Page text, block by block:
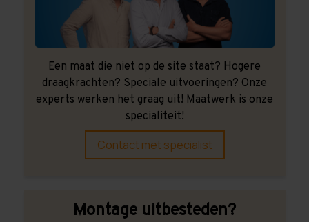
Een maat die niet op de site staat? Hogere
draagkrachten? Speciale uitvoeringen? Onze
experts werken het graag uit! Maatwerk is onze
specialiteit!
Contact met specialist
Montage uitbesteden?